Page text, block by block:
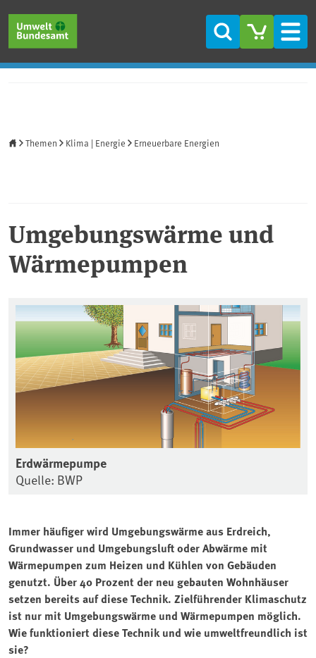
Suche
Themen Klima | Energie Erneuerbare Energien
Umgebungswärme und
Wärmepumpen
Erdwärmepumpe
Quelle: BWP
Immer häufiger wird Umgebungswärme aus Erdreich,
Grundwasser und Umgebungsluft oder Abwärme mit
Wärmepumpen zum Heizen und Kühlen von Gebäuden
genutzt. Über 40 Prozent der neu gebauten Wohnhäuser
setzen bereits auf diese Technik. Zielführender Klimaschutz
ist nur mit Umgebungswärme und Wärmepumpen möglich.
Wie funktioniert diese Technik und wie umweltfreundlich ist
sie?